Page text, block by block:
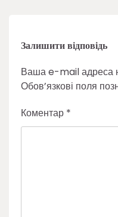
Залишити відповідь
Ваша e-mail адреса
Обов’язкові поля
Коментар *